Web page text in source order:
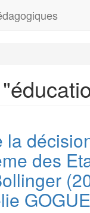
la
des